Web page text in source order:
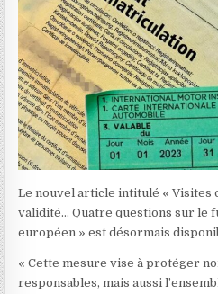
Le nouvel article intitulé « Visites
validité… Quatre questions sur le
européen » est désormais
« Cette mesure vise à protéger
responsables, mais aussi